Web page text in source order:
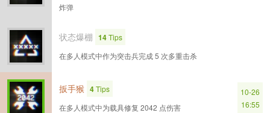
炸弹
状态爆棚 14Tips
在多人模式中作为突击兵完成 5 次多重击杀
扳手猴 4Tips
在多人模式中为载具修复 2042 点伤害
10-26
16:55